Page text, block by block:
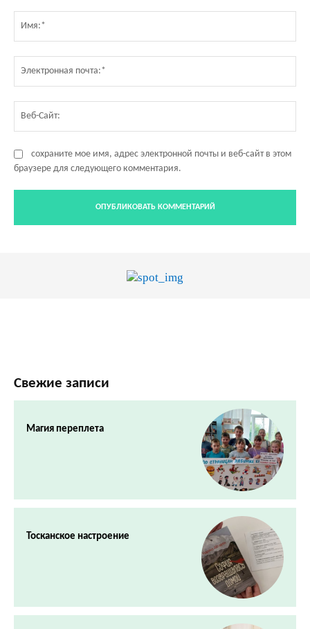
сохраните мое имя, адрес электронной почты и веб-сайт в этом
браузере для следующего комментария.
Свежие записи
Магия переплета
Тосканское настроение